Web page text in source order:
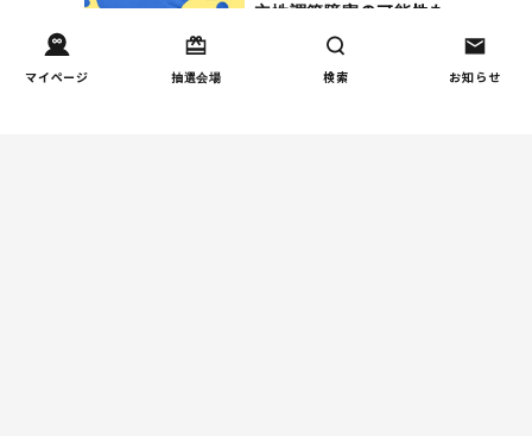
マイページ 抽選会場 検索 お知らせ
立性調節障害の可能性も
（第1回）